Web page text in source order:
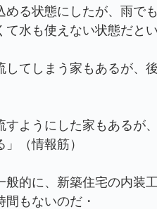
る状態にしたが、雨で
水も使えない状態だとい
てしまう家もあるが、
ようにした家もあるが
（情報筋）
的に、新築住宅の内装
もないのだ・